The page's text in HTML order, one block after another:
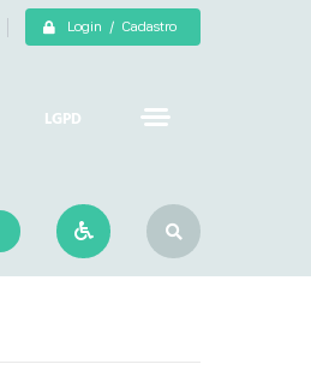
Login / Cadastro
LGPD